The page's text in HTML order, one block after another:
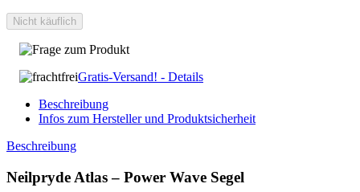
Frage zum Produkt
Gratis-Versand! - Details
Beschreibung
Infos zum Hersteller und Produktsicherheit
Beschreibung
Neilpryde Atlas – Power Wave Segel